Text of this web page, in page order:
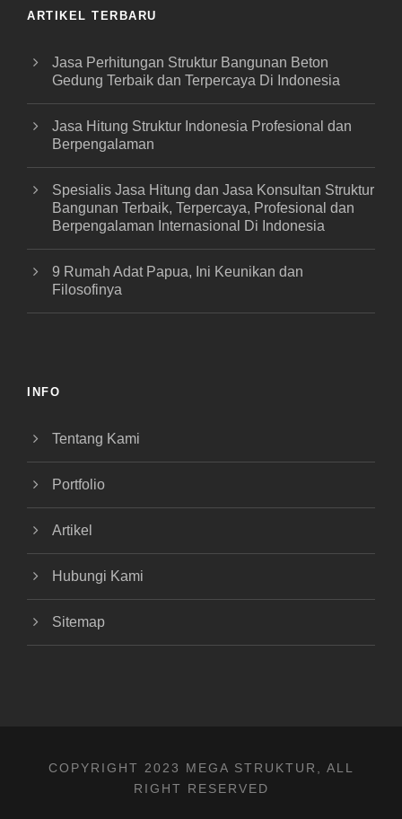
ARTIKEL TERBARU
Jasa Perhitungan Struktur Bangunan Beton
Gedung Terbaik dan Terpercaya Di Indonesia
Jasa Hitung Struktur Indonesia Profesional dan
Berpengalaman
Spesialis Jasa Hitung dan Jasa Konsultan Struktur
Bangunan Terbaik, Terpercaya, Profesional dan
Berpengalaman Internasional Di Indonesia
9 Rumah Adat Papua, Ini Keunikan dan
Filosofinya
INFO
Tentang Kami
Portfolio
Artikel
Hubungi Kami
Sitemap
COPYRIGHT 2023 MEGA STRUKTUR, ALL
RIGHT RESERVED